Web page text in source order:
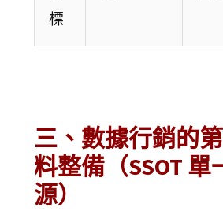
標
三、數據行銷的
料整備（SSOT 單
源）